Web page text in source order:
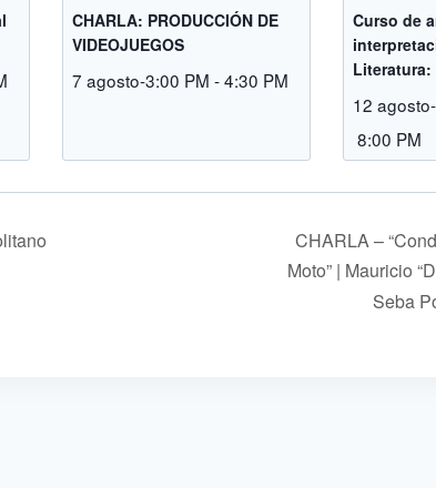
CHARLA: PRODUCCIÓN DE
VIDEOJUEGOS
7 agosto-3:00 PM -4:30 PM
Curso de
12
8:00 PM
CHARLA –
Moto” | Mauricio
Seba